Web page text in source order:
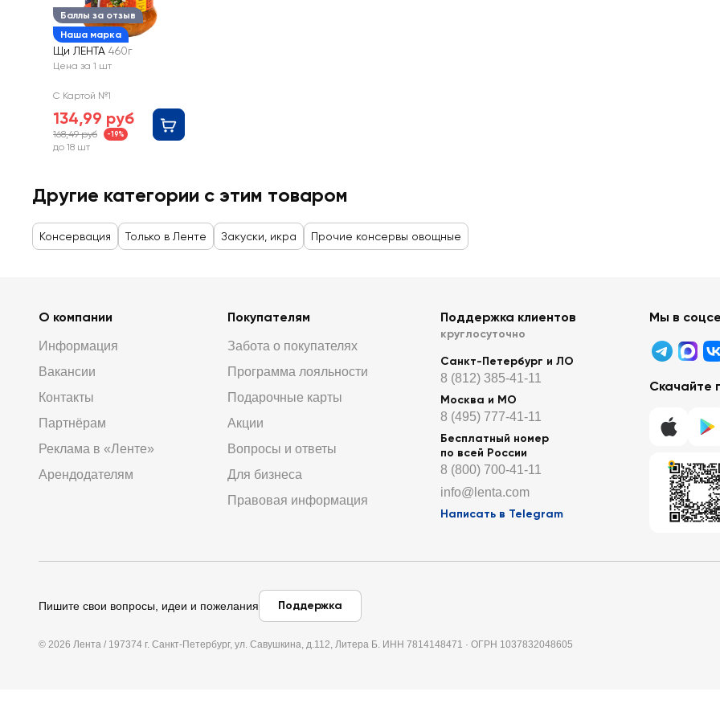
Баллы за отзыв
Наша марка
Щи ЛЕНТА 460г
Цена за 1 шт
С Картой №1
134,99 руб
168,49 руб -19%
до 18 шт
Другие категории с этим товаром
Консервация Только в Ленте Закуски, икра Прочие консервы овощные
О компании
Информация
Вакансии
Контакты
Партнёрам
Реклама в «Ленте»
Арендодателям
Покупателям
Забота о покупателях
Программа лояльности
Подарочные карты
Акции
Вопросы и ответы
Для бизнеса
Правовая информация
Поддержка клиентов
круглосуточно
Санкт-Петербург и ЛО
8 (812) 385-41-11
Москва и МО
8 (495) 777-41-11
Бесплатный номер
по всей России
8 (800) 700-41-11
info@lenta.com
Написать в Telegram
Мы в
Скачайте
Пишите свои вопросы, идеи и пожелания Поддержка
© 2026 Лента / 197374 г. Санкт-Петербург, ул. Савушкина, д.112, Литера Б. ИНН 7814148471 · ОГРН 1037832048605